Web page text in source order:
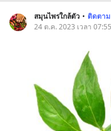
สมุนไพรใกล้ตัว • ติดตาม
24 ต.ค. 2023 เวลา